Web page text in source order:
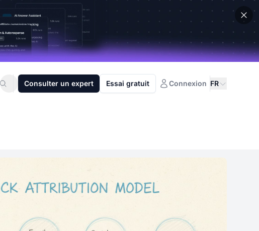
Consulter un expert Essai gratuit Connexion FR